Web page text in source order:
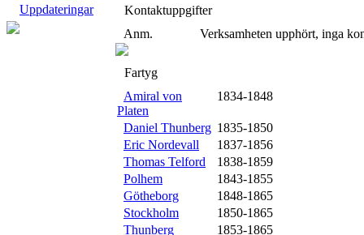
Uppdateringar
Kontaktuppgifter
Anm.
Verksamheten upphört, inga
Fartyg
Amiral von
Platen
1834-1848
Daniel Thunberg 1835-1850
Eric Nordevall
1837-1856
Thomas Telford
1838-1859
Polhem
1843-1855
Götheborg
1848-1865
Stockholm
1850-1865
Thunberg
1853-1865